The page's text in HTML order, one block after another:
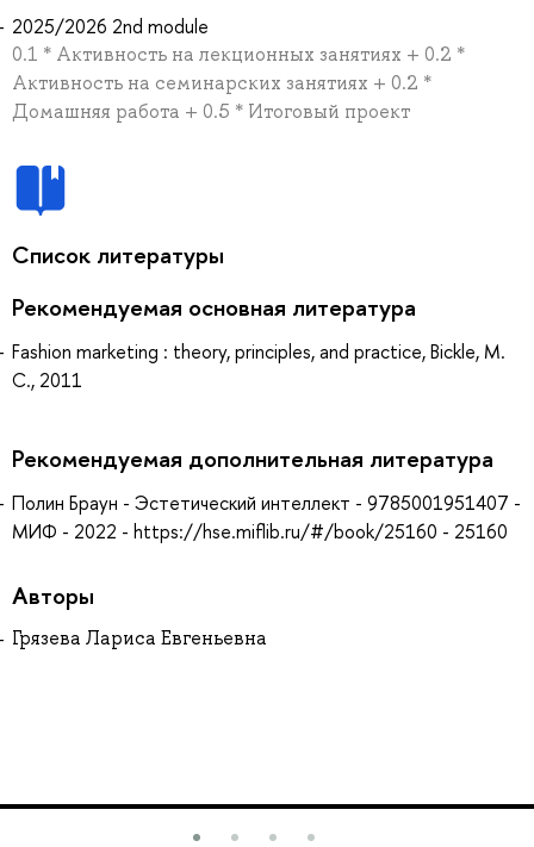
2025/2026 2nd module
0.1 * Активность на лекционных занятиях + 0.2 *
Активность на семинарских занятиях + 0.2 *
Домашняя работа + 0.5 * Итоговый проект
Список литературы
Рекомендуемая основная литература
Fashion marketing : theory, principles, and practice, Bickle, M.
C., 2011
Рекомендуемая дополнительная литература
Полин Браун - Эстетический интеллект - 9785001951407 -
МИФ - 2022 - https://hse.miflib.ru/#/book/25160 - 25160
Авторы
Грязева Лариса Евгеньевна